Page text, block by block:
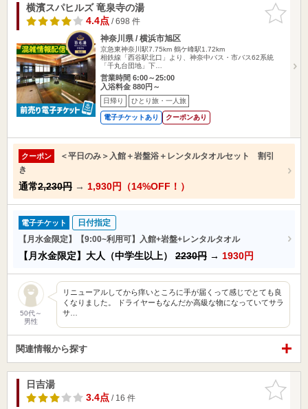
お気に入
りに追加
横濱スパヒルズ 竜泉寺の湯
4.4点/ 698 件
神奈川県 / 横浜市旭区
京急東神奈川駅7.75km 鶴ケ峰駅1.72km
相鉄線「西谷駅北口」より、神奈中バス・市バス62系統
「千丸台団地」下…
営業時間 6:00～25:00
入浴料金 880円～
日帰り ひとり旅・一人旅
電子チケットあり クーポンあり
クーポン
＜平日のみ＞入館＋岩盤浴＋レンタルタオルセット 割引
き
通常2,230円 → 1,930円（14%OFF！）
電子チケット
日付指定
【月水金限定】【9:00~利用可】入館+岩盤+レンタルタオル
【月水金限定】大人（中学生以上） 2230円 → 1930円
50代～
男性
リニューアルしてから痒いところに手が届くって感じでとても良
くなりました。 ドライヤーもなんだか高級な物になっていてサラ
サ…
関連情報から探す
お気に入
りに追加
日吉湯
3.4点/ 16 件